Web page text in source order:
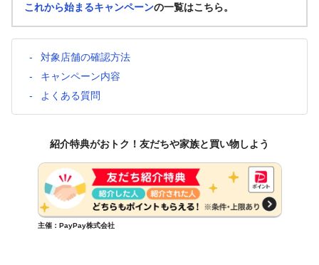
これから始まるキャンペーンの一覧はこちら。
対象店舗の確認方法
キャンペーン内容
よくある質問
紹介特典がおトク！友だちや家族と買い物しよう
主催：PayPay株式会社